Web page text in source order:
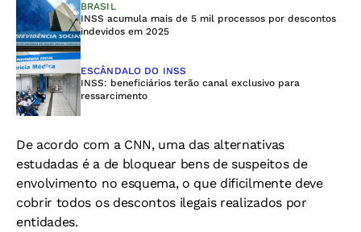
BRASIL
INSS acumula mais de 5 mil processos por descontos
indevidos em 2025
ESCÂNDALO DO INSS
INSS: beneficiários terão canal exclusivo para
ressarcimento
De acordo com a CNN, uma das alternativas
estudadas é a de bloquear bens de suspeitos de
envolvimento no esquema, o que dificilmente deve
cobrir todos os descontos ilegais realizados por
entidades.